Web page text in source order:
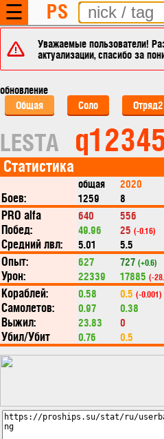
☰ PS
Уважаемые пользователи!
актуализации, спасибо за
обновление
Общая
Соло Отряд2
LESTA
Статистика
общая 2020
Боев: 1259 8
PRO alfa 640 556
Побед: 49.96 25 (-0.16)
Средний лвл: 5.01 5.5
Опыт: 627 727 (+0.6)
Урон: 22339 17885 (-
Кораблей: 0.58 0.5 (-0.001)
Самолетов: 0.97 0.38
Выжил: 23.83 0
Убил/Убит 0.76 0.5